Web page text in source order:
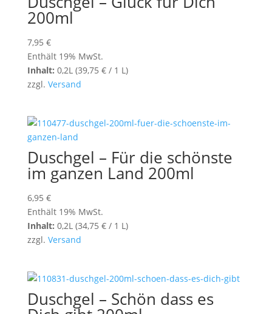
200ml
7,95 €
Enthält 19% MwSt.
Inhalt: 0,2L (39,75 €/ 1 L)
zzgl. Versand
Duschgel – Für die schönste
im ganzen Land 200ml
6,95 €
Enthält 19% MwSt.
Inhalt: 0,2L (34,75 €/ 1 L)
zzgl. Versand
Duschgel – Schön dass es